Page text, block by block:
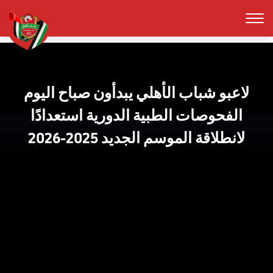
لاعبو شباب الأهلي يبدأون صباح اليوم
الفحوصات الطبية الدورية استعدادًا
لانطلاقة الموسم الجديد 2025-2026